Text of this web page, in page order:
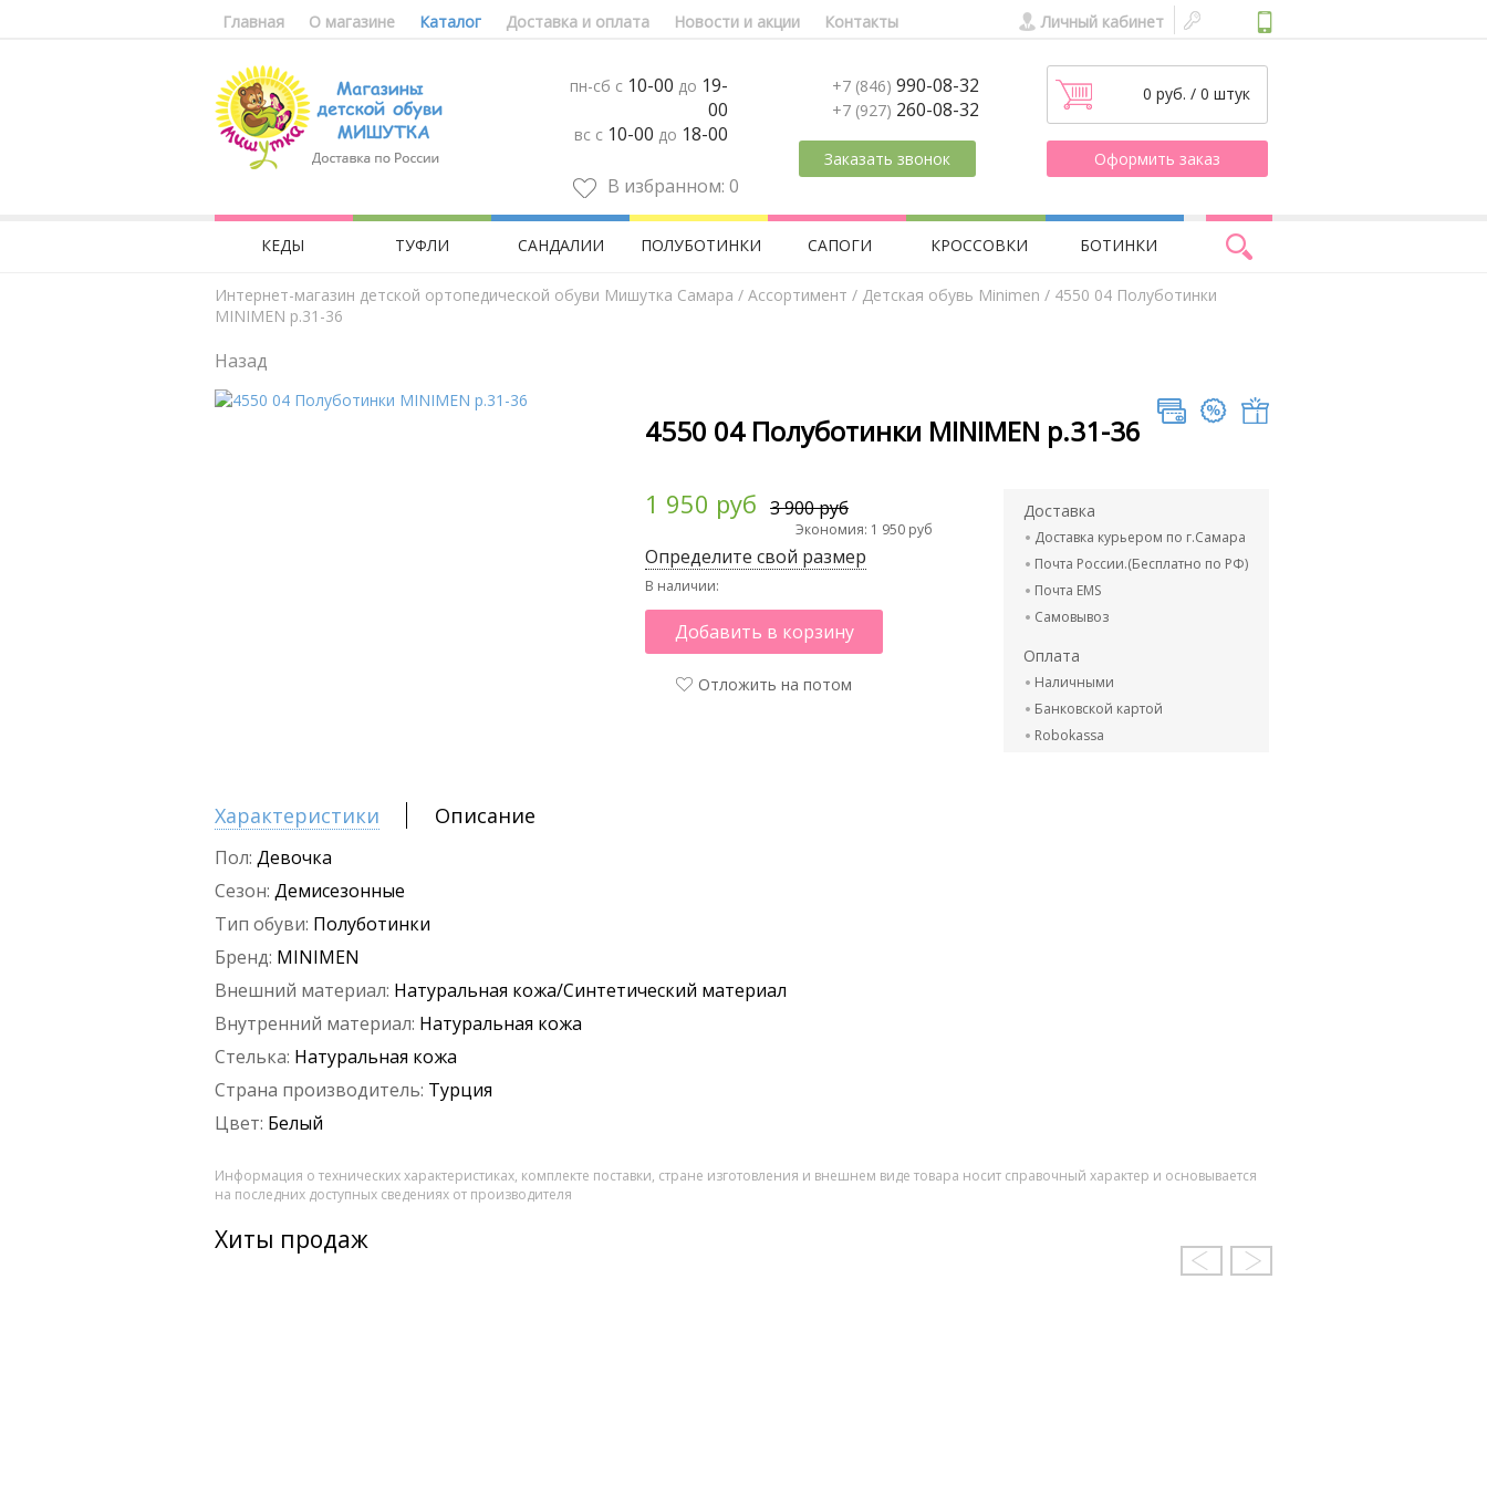
Главная О магазине Каталог Доставка и оплата Новости и акции Контакты Личный кабинет
пн-сб с 10-00 до 19-
00
вс с 10-00 до 18-00
В избранном: 0
+7 (846) 990-08-32
+7 (927) 260-08-32
Заказать звонок
0 руб. / 0 штук
Оформить заказ
КЕДЫ ТУФЛИ САНДАЛИИ ПОЛУБОТИНКИ САПОГИ КРОССОВКИ БОТИНКИ
Интернет-магазин детской ортопедической обуви Мишутка Самара / Aссортимент / Детская обувь Minimen / 4550 04 Полуботинки
MINIMEN р.31-36
Назад
4550 04 Полуботинки MINIMEN р.31-36
1 950 руб 3 900 руб
Экономия: 1 950 руб
Определите свой размер
В наличии:
Добавить в корзину
Отложить на потом
Доставка
Доставка курьером по г.Самара
Почта России.(Бесплатно по РФ)
Почта EMS
Самовывоз
Оплата
Наличными
Банковской картой
Robokassa
Характеристики Описание
Пол: Девочка
Сезон: Демисезонные
Тип обуви: Полуботинки
Бренд: MINIMEN
Внешний материал: Натуральная кожа/Синтетический материал
Внутренний материал: Натуральная кожа
Стелька: Натуральная кожа
Страна производитель: Турция
Цвет: Белый
Информация о технических характеристиках, комплекте поставки, стране изготовления и внешнем виде товара носит справочный характер и основывается
на последних доступных сведениях от производителя
Хиты продаж